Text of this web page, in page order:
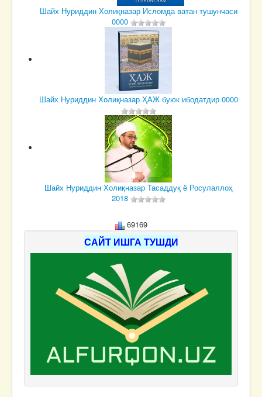
Шайх Нуриддин Холиқназар Исломда ватан тушунчаси
0000
Шайх Нуриддин Холиқназар ҲАЖ буюк ибодатдир 0000
Шайх Нуриддин Холиқназар Тасаддуқ ё Росулаллоҳ
2018
69169
САЙТ ИШГА ТУШДИ